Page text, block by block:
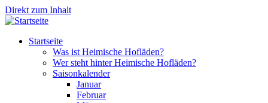
Direkt zum Inhalt
Startseite
Was ist Heimische Hofläden?
Wer steht hinter Heimische Hofläden?
Saisonkalender
Januar
Februar